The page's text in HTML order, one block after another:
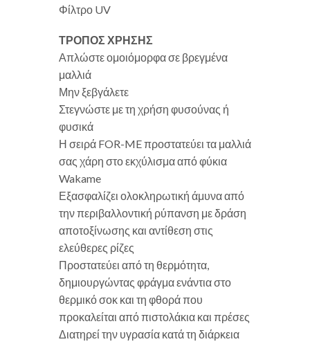
Φίλτρο UV
ΤΡΟΠΟΣ ΧΡΗΣΗΣ
Απλώστε ομοιόμορφα σε βρεγμένα
μαλλιά
Μην ξεβγάλετε
Στεγνώστε με τη χρήση φυσούνας ή
φυσικά
Η σειρά FOR-ME προστατεύει τα μαλλιά
σας χάρη στο εκχύλισμα από φύκια
Wakame
Εξασφαλίζει ολοκληρωτική άμυνα από
την περιβαλλοντική ρύπανση με δράση
αποτοξίνωσης και αντίθεση στις
ελεύθερες ρίζες
Προστατεύει από τη θερμότητα,
δημιουργώντας φράγμα ενάντια στο
θερμικό σοκ και τη φθορά που
προκαλείται από πιστολάκια και πρέσες
Διατηρεί την υγρασία κατά τη διάρκεια